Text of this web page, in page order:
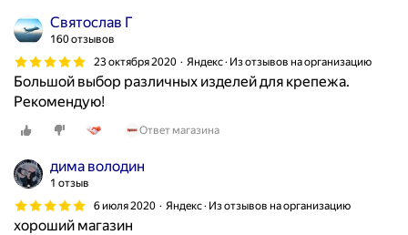
Святослав Г
160 отзывов
23 октября 2020
Яндекс · Из отзывов на организацию
Большой выбор различных изделей для крепежа.
Рекомендую!
Ответ магазина
дима володин
1 отзыв
6 июля 2020
Яндекс · Из отзывов на организацию
хороший магазин